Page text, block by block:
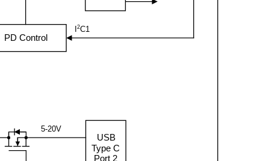
PD Control
I2C1
USB
Type C
Port 2
5-20V